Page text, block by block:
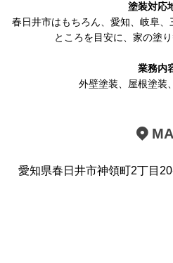
塗装対応
春日井市はもちろん、 愛知、岐阜、
ところを目安に、家の塗
業務内
外壁塗装、 屋根塗装、
愛知県春日井市神領町2丁目